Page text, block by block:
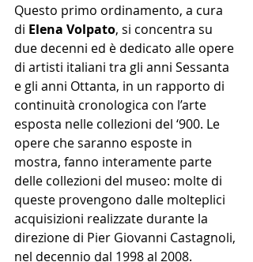
Questo primo ordinamento, a cura
di Elena Volpato, si concentra su
due decenni ed è dedicato alle opere
di artisti italiani tra gli anni Sessanta
e gli anni Ottanta, in un rapporto di
continuità cronologica con l’arte
esposta nelle collezioni del ‘900. Le
opere che saranno esposte in
mostra, fanno interamente parte
delle collezioni del museo: molte di
queste provengono dalle molteplici
acquisizioni realizzate durante la
direzione di Pier Giovanni Castagnoli,
nel decennio dal 1998 al 2008.